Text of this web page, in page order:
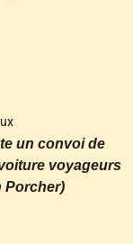
un convoi de
voyageurs
Porcher)